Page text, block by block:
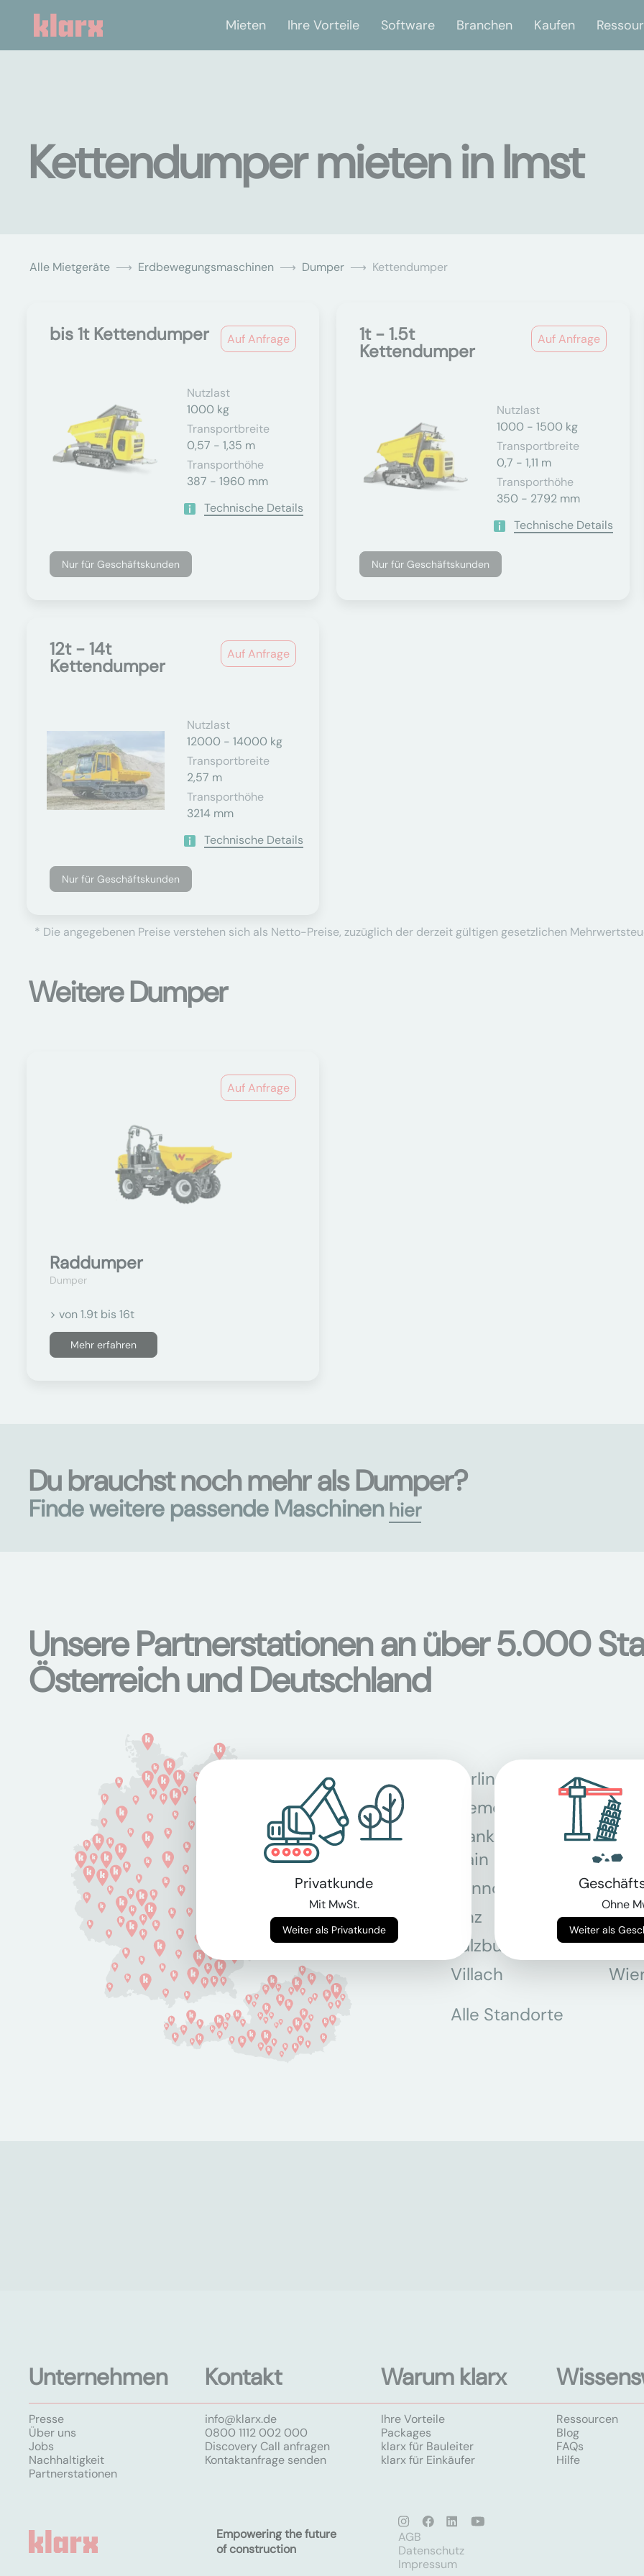
Mieten Ihre Vorteile Software Branchen Kaufen
Kettendumper mieten in Imst
Alle Mietgeräte Erdbewegungsmaschinen Dumper Kettendumper
Auf Anfrage
bis 1t Kettendumper
Nutzlast
1000 kg
Transportbreite
0,57 - 1,35 m
Transporthöhe
387 - 1960 mm
Technische Details
Nur für Geschäftskunden
Auf Anfrage
1t - 1.5t
Kettendumper
Nutzlast
1000 - 1500 kg
Transportbreite
0,7 - 1,11 m
Transporthöhe
350 - 2792 mm
Technische Details
Nur für Geschäftskunden
Auf Anfrage
12t - 14t
Kettendumper
Nutzlast
12000 - 14000 kg
Transportbreite
2,57 m
Transporthöhe
3214 mm
Technische Details
Nur für Geschäftskunden
* Die angegebenen Preise verstehen sich als Netto-Preise, zuzüglich der derzeit gültigen gesetzlichen
Weitere Dumper
Auf Anfrage
Raddumper
Dumper
> von 1.9t bis 16t
Mehr erfahren
Du brauchst noch mehr als Dumper?
Finde weitere passende Maschinen hier
Unsere Partnerstationen an über 5.000
Österreich und Deutschland
Berlin
Bremen
Frankfurt am
Main
Hannover
Köln
Linz
Salzburg
Villach
Alle Standorte
Unternehmen
Presse
Über uns
Jobs
Nachhaltigkeit
Partnerstationen
Kontakt
info@klarx.de
0800 1112 002 000
Discovery Call anfragen
Kontaktanfrage senden
Warum klarx
Ihre Vorteile
Packages
klarx für Bauleiter
klarx für Einkäufer
Ressourcen
Blog
FAQs
Hilfe
Empowering the future
of construction
AGB
Datenschutz
Impressum
Privatkunde
Mit MwSt.
Weiter als Privatkunde
Ohne
Weiter als